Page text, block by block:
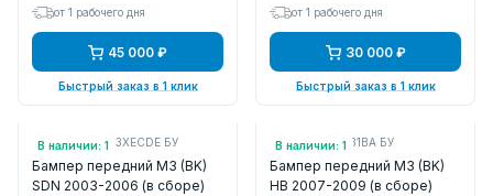
от 1 рабочего дня
45 000 ₽
Быстрый заказ в 1 клик
от 1 рабочего дня
30 000 ₽
Быстрый заказ в 1 клик
В наличии: 1
Арт.: BNYV5003XECDE БУ
Бампер передний M3 (BK)
SDN 2003-2006 (в сборе)
В наличии: 1
Арт.: BS3F50031BA БУ
Бампер передний M3 (BK)
HB 2007-2009 (в сборе)